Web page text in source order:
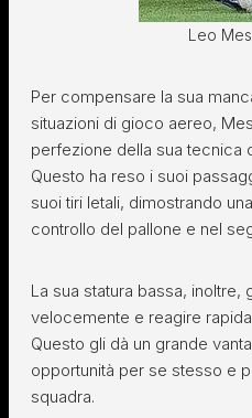
Leo
Per compensare la sua
situazioni di gioco aereo,
perfezione della sua tecnica
Questo ha reso i suoi
suoi tiri letali, dimostrando
controllo del pallone e nel
La sua statura bassa,
velocemente e reagire
Questo gli dà un grande
opportunità per se stesso e
squadra.